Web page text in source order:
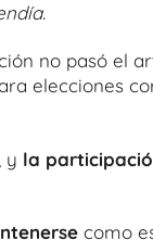
no pasó el
elecciones
y la
como